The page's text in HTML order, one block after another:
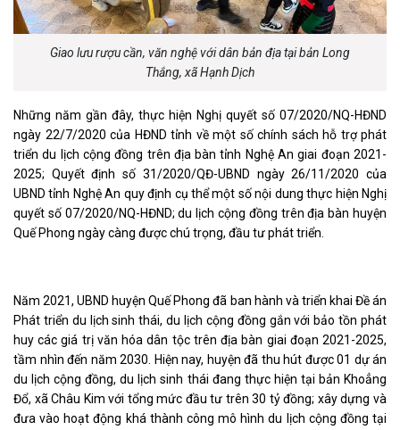
Giao lưu rượu cần, văn nghệ với dân bản địa tại bản Long
Thắng, xã Hạnh Dịch
Những năm gần đây, thực hiện Nghị quyết số 07/2020/NQ-HĐND
ngày 22/7/2020 của HĐND tỉnh về một số chính sách hỗ trợ phát
triển du lịch cộng đồng trên địa bàn tỉnh Nghệ An giai đoạn 2021-
2025; Quyết định số 31/2020/QĐ-UBND ngày 26/11/2020 của
UBND tỉnh Nghệ An quy định cụ thể một số nội dung thực hiện Nghị
quyết số 07/2020/NQ-HĐND; du lịch cộng đồng trên địa bàn huyện
Quế Phong ngày càng được chú trọng, đầu tư phát triển.
Năm 2021, UBND huyện Quế Phong đã ban hành và triển khai Đề án
Phát triển du lịch sinh thái, du lịch cộng đồng gắn với bảo tồn phát
huy các giá trị văn hóa dân tộc trên địa bàn giai đoạn 2021-2025,
tầm nhìn đến năm 2030. Hiện nay, huyện đã thu hút được 01 dự án
du lịch cộng đồng, du lịch sinh thái đang thực hiện tại bản Khoẳng
Đổ, xã Châu Kim với tổng mức đầu tư trên 30 tỷ đồng; xây dựng và
đưa vào hoạt động khá thành công mô hình du lịch cộng đồng tại